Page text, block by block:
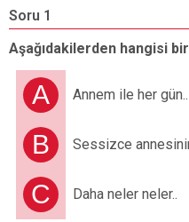
Soru 1
Aşağıdakilerden hangisi
A Annem ile her gün..
B Sessizce
C Daha neler neler..